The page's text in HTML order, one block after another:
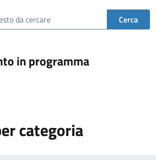
Cerca
in programma
categoria